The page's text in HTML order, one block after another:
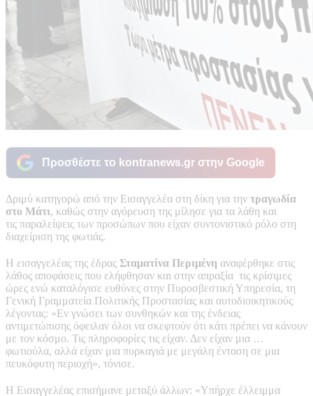
Προσθέστε το kontranews.gr στην Google
Δριμύ κατηγορώ από την Εισαγγελέα στη δίκη για την τραγωδία
στο Μάτι, καθώς στην αγόρευση της μίλησε για τα λάθη και
τις παραλείψεις των προσώπων που είχαν συντονιστικό ρόλο στη
διαχείριση της φωτιάς.
Η εισαγγελέας της έδρας Σταματίνα Περιμένη αναφέρθηκε στις
λάθος αποφάσεις που ελήφθησαν και στην απραξία τις κρίσιμες
ώρες ενώ καταλόγισε ευθύνες στην Πυροσβεστική Υπηρεσία, τη
Γενική Γραμματεία Πολιτικής Προστασίας και αυτοδιοικητικούς
λέγοντας: «Εν γνώσει των συνθηκών και της ένδειας
αντιμετώπισης όφειλαν όλοι να σκεφτούν ότι κάτι πρέπει να κάνουν
με τον κόσμο. Τις πληροφορίες τις είχαν. Δεν είχαν μια …
φωτιούλα, αλλά είχαν μια πυρκαγιά με μεγάλη ένταση σε μια
πευκόφυτη περιοχή», τόνισε.
Η Εισαγγελέας επισήμανε μεταξύ άλλων: «Υπήρχε έλλειμμα